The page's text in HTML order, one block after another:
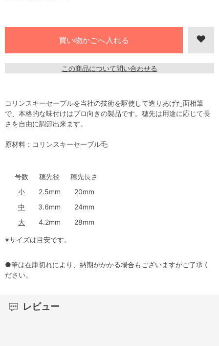
この商品について問い合わせる
コリンスキーセーブルを当社の技術を駆使して造りあげた面相筆
で、本格的な味付けはプロ向きの製品です。穂先は用途に応じて長
さを自由に調節出来ます。
原材料：コリンスキーセーブル毛
号数 穂先径
穂先長さ
小
2.5mm
20mm
中
3.6mm
24mm
大
4.2mm 28mm
※サイズは目安です。
●筆は在庫切れにより、納期がかかる場合もございますがご了承く
ださい。
レビュー